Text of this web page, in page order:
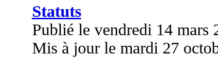
Statuts
Publié le vendredi 14 mars
Mis à jour le mardi 27